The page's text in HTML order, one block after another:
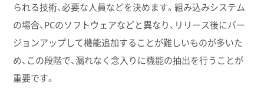
られる技術、必要な人員などを決めます。組み込みシステム
の場合、PCのソフトウェアなどと異なり、リリース後にバー
ジョンアップして機能追加することが難しいものが多いた
め、この段階で、漏れなく念入りに機能の抽出を行うことが
重要です。